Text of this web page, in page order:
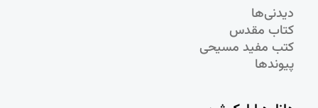
دیدنی‌ها
کتاب مقدس
کتب مفید مسیحی
پیوندها